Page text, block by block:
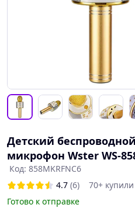
Детский
микрофон Wster WS-
Код: 858MKRFNC6
4.7 (6)
70+ купили
Готово к отправке